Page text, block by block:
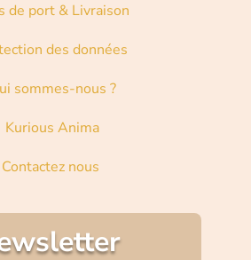
de port & Livraison
des données
sommes-nous ?
Kurious Anima
Contactez nous